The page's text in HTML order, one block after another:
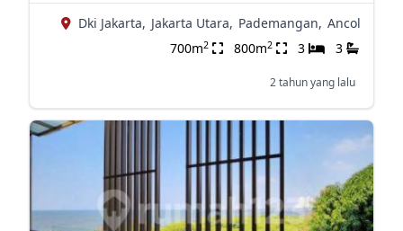
Dki Jakarta, Jakarta Utara, Pademangan, Ancol
700m2 800m2 3 3
2 tahun yang lalu